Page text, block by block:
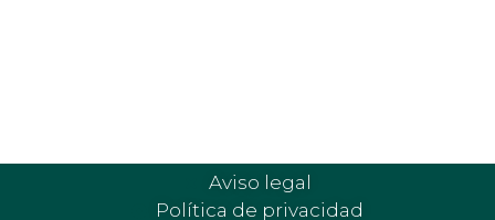
Aviso legal
Política de privacidad